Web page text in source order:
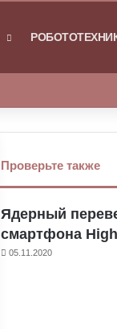
Проверьте также
Ядерный
смартфона
05.11.2020